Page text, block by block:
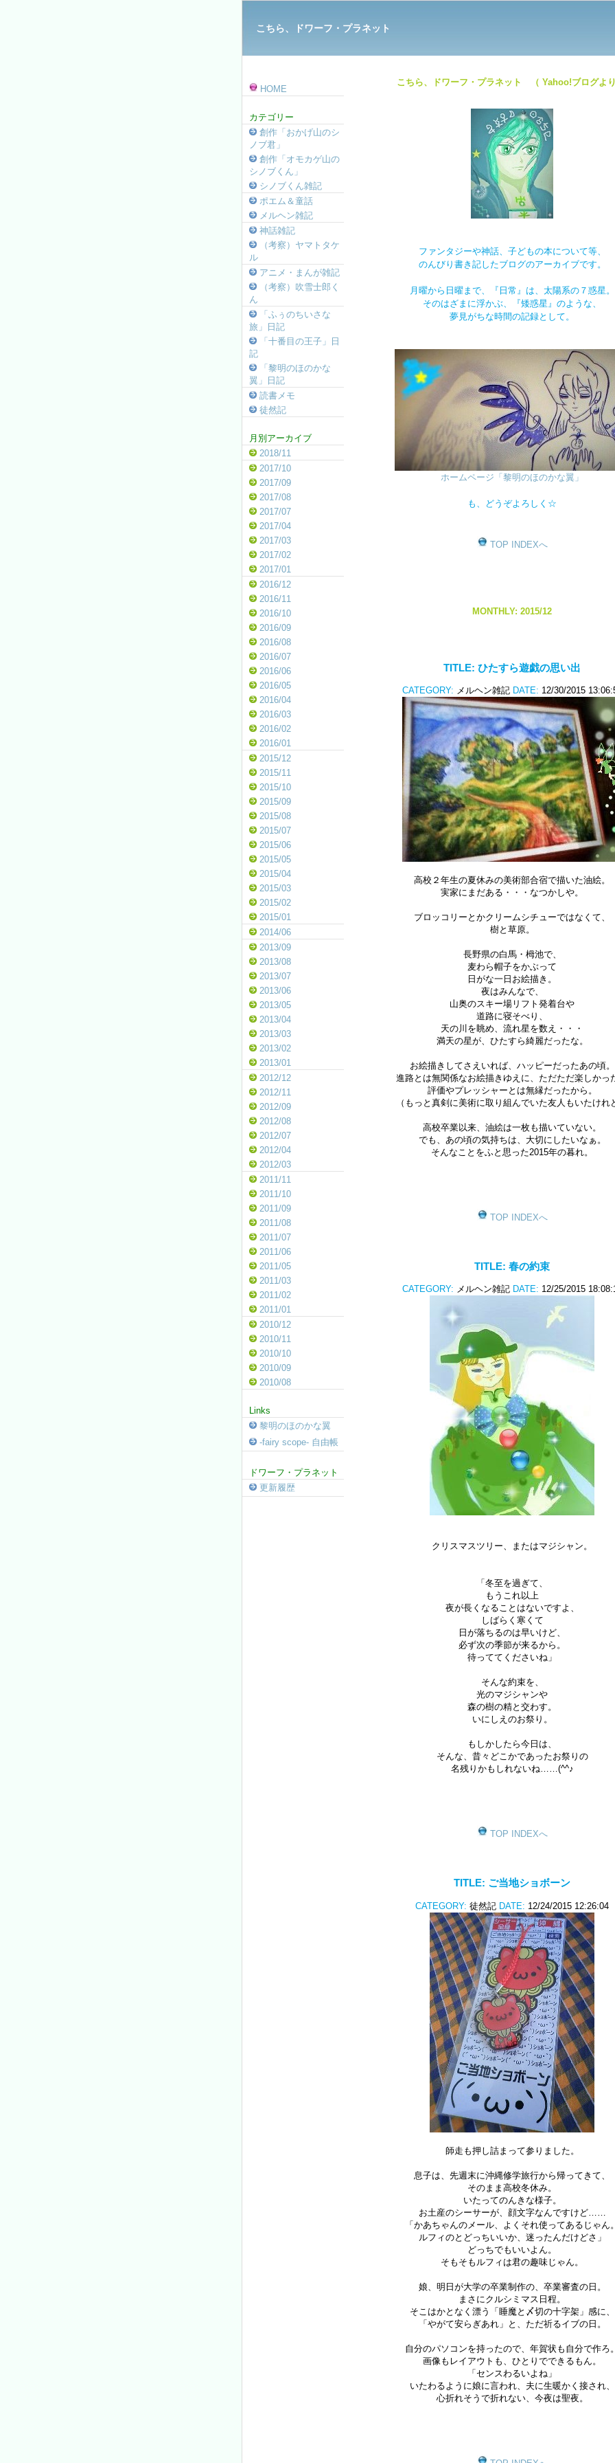
こちら、ドワーフ・プラネット
HOME
カテゴリー
創作「おかげ山のシ
ノブ君」
創作「オモカゲ山の
シノブくん」
シノブくん雑記
ポエム＆童話
メルヘン雑記
神話雑記
（考察）ヤマトタケ
ル
アニメ・まんが雑記
（考察）吹雪士郎く
ん
「ふぅのちいさな
旅」日記
「十番目の王子」日
記
「黎明のほのかな
翼」日記
読書メモ
徒然記
月別アーカイブ
2018/11
2017/10
2017/09
2017/08
2017/07
2017/04
2017/03
2017/02
2017/01
2016/12
2016/11
2016/10
2016/09
2016/08
2016/07
2016/06
2016/05
2016/04
2016/03
2016/02
2016/01
2015/12
2015/11
2015/10
2015/09
2015/08
2015/07
2015/06
2015/05
2015/04
2015/03
2015/02
2015/01
2014/06
2013/09
2013/08
2013/07
2013/06
2013/05
2013/04
2013/03
2013/02
2013/01
2012/12
2012/11
2012/09
2012/08
2012/07
2012/04
2012/03
2011/11
2011/10
2011/09
2011/08
2011/07
2011/06
2011/05
2011/03
2011/02
2011/01
2010/12
2010/11
2010/10
2010/09
2010/08
Links
黎明のほのかな翼
-fairy scope- 自由帳
ドワーフ・プラネット
更新履歴
こちら、ドワーフ・プラネット （ Yahoo!ブログよ
ファンタジーや神話、子どもの本について等、
のんびり書き記したブログのアーカイブです。
月曜から日曜まで、『日常』は、太陽系の７惑星。
そのはざまに浮かぶ、『矮惑星』のような、
夢見がちな時間の記録として。
ホームページ「黎明のほのかな翼」
も、どうぞよろしく☆
TOP INDEXへ
MONTHLY: 2015/12
TITLE: ひたすら遊戯の思い出
CATEGORY: メルヘン雑記 DATE: 12/30/2015
高校２年生の夏休みの美術部合宿で描いた油絵。
実家にまだある・・・なつかしや。
ブロッコリーとかクリームシチューではなくて、
樹と草原。
長野県の白馬・栂池で、
麦わら帽子をかぶって
日がな一日お絵描き。
夜はみんなで、
山奥のスキー場リフト発着台や
道路に寝そべり、
天の川を眺め、流れ星を数え・・・
満天の星が、ひたすら綺麗だったな。
お絵描きしてさえいれば、ハッピーだったあの頃。
進路とは無関係なお絵描きゆえに、ただただ楽しかっ
評価やプレッシャーとは無縁だったから。
（もっと真剣に美術に取り組んでいた友人もいたけれ
高校卒業以来、油絵は一枚も描いていない。
でも、あの頃の気持ちは、大切にしたいなぁ。
そんなことをふと思った2015年の暮れ。
TOP INDEXへ
TITLE: 春の約束
CATEGORY: メルヘン雑記 DATE: 12/25/2015
クリスマスツリー、またはマジシャン。
「冬至を過ぎて、
もうこれ以上
夜が長くなることはないですよ、
しばらく寒くて
日が落ちるのは早いけど、
必ず次の季節が来るから。
待っててくださいね」
そんな約束を、
光のマジシャンや
森の樹の精と交わす。
いにしえのお祭り。
もしかしたら今日は、
そんな、昔々どこかであったお祭りの
名残りかもしれないね……(^^♪
TOP INDEXへ
TITLE: ご当地ショボーン
CATEGORY: 徒然記 DATE: 12/24/2015 12:26:04
師走も押し詰まって参りました。
息子は、先週末に沖縄修学旅行から帰ってきて、
そのまま高校冬休み。
いたってのんきな様子。
お土産のシーサーが、顔文字なんですけど……
「かあちゃんのメール、よくそれ使ってあるじゃん
ルフィのとどっちいいか、迷ったんだけどさ」
どっちでもいいよん。
そもそもルフィは君の趣味じゃん。
娘、明日が大学の卒業制作の、卒業審査の日。
まさにクルシミマス日程。
そこはかとなく漂う「睡魔と〆切の十字架」感に、
「やがて安らぎあれ」と、ただ祈るイブの日。
自分のパソコンを持ったので、年賀状も自分で作ろ
画像もレイアウトも、ひとりでできるもん。
「センスわるいよね」
いたわるように娘に言われ、夫に生暖かく接され、
心折れそうで折れない、今夜は聖夜。